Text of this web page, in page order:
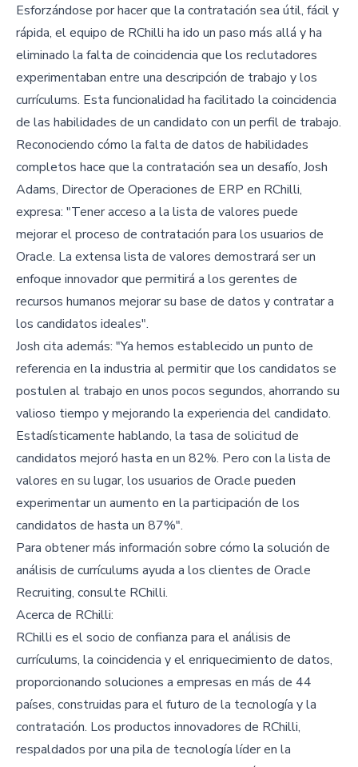
Esforzándose por hacer que la contratación sea útil, fácil y
rápida, el equipo de RChilli ha ido un paso más allá y ha
eliminado la falta de coincidencia que los reclutadores
experimentaban entre una descripción de trabajo y los
currículums. Esta funcionalidad ha facilitado la coincidencia
de las habilidades de un candidato con un perfil de trabajo.
Reconociendo cómo la falta de datos de habilidades
completos hace que la contratación sea un desafío, Josh
Adams, Director de Operaciones de ERP en RChilli,
expresa: "Tener acceso a la lista de valores puede
mejorar el proceso de contratación para los usuarios de
Oracle. La extensa lista de valores demostrará ser un
enfoque innovador que permitirá a los gerentes de
recursos humanos mejorar su base de datos y contratar a
los candidatos ideales".
Josh cita además: "Ya hemos establecido un punto de
referencia en la industria al permitir que los candidatos se
postulen al trabajo en unos pocos segundos, ahorrando su
valioso tiempo y mejorando la experiencia del candidato.
Estadísticamente hablando, la tasa de solicitud de
candidatos mejoró hasta en un 82%. Pero con la lista de
valores en su lugar, los usuarios de Oracle pueden
experimentar un aumento en la participación de los
candidatos de hasta un 87%".
Para obtener más información sobre cómo la solución de
análisis de currículums ayuda a los clientes de Oracle
Recruiting, consulte RChilli.
Acerca de RChilli:
RChilli es el socio de confianza para el análisis de
currículums, la coincidencia y el enriquecimiento de datos,
proporcionando soluciones a empresas en más de 44
países, construidas para el futuro de la tecnología y la
contratación. Los productos innovadores de RChilli,
respaldados por una pila de tecnología líder en la